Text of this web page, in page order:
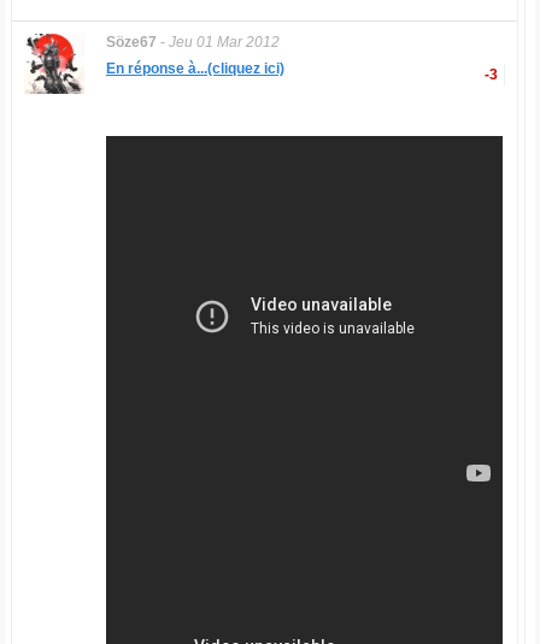
Söze67 - Jeu 01 Mar 2012
-3
En réponse à...(cliquez ici)